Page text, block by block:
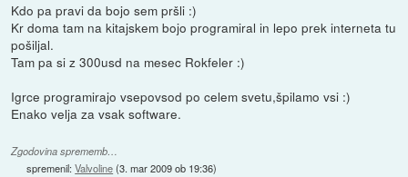
Kdo pa pravi da bojo sem pršli :)
Kr doma tam na kitajskem bojo programiral in lepo prek interneta tu
pošiljal.
Tam pa si z 300usd na mesec Rokfeler :)
Igrce programirajo vsepovsod po celem svetu,špilamo vsi :)
Enako velja za vsak software.
Zgodovina sprememb…
spremenil:Valvoline(3. mar 2009 ob 19:36)